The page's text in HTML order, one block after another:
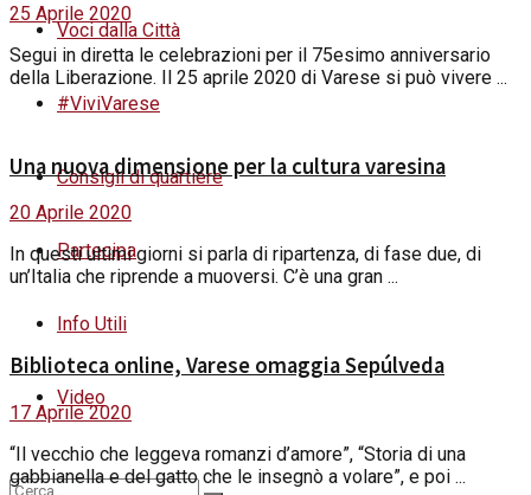
Voci dalla Città
#ViviVarese
Consigli di quartiere
Partecipa
Info Utili
Video
25 Aprile 2020
Segui in diretta le celebrazioni per il 75esimo anniversario
della Liberazione. Il 25 aprile 2020 di Varese si può vivere ...
Una nuova dimensione per la cultura varesina
20 Aprile 2020
In questi ultimi giorni si parla di ripartenza, di fase due, di
un’Italia che riprende a muoversi. C’è una gran ...
Biblioteca online, Varese omaggia Sepúlveda
17 Aprile 2020
“Il vecchio che leggeva romanzi d’amore”, “Storia di una
gabbianella e del gatto che le insegnò a volare”, e poi ...